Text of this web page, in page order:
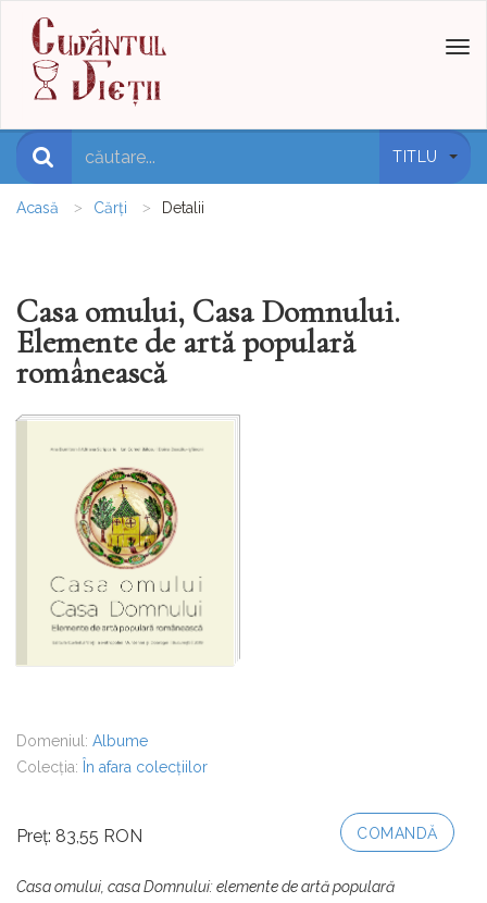
TITLU
Acasă Cărți Detalii
Casa omului, Casa Domnului.
Elemente de artă populară
românească
Domeniul: Albume
Colecția: În afara colecțiilor
Preț: 83,55 RON COMANDĂ
Casa omului, casa Domnului: elemente de artă populară